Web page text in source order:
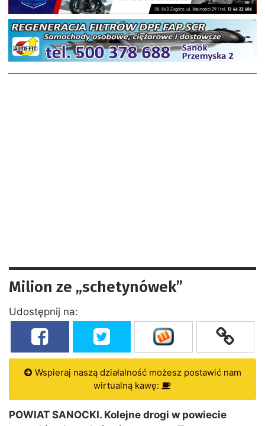
Milion ze „schetynówek”
Udostępnij na:
Wspieraj naszą działalność możesz postawić nam
wirtualną kawę:
POWIAT SANOCKI. Kolejne drogi w powiecie